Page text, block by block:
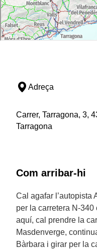
Adreça
Carrer, Tarragona, 3,
Tarragona
Com arribar-hi
Cal agafar l’autopista
per la carretera N-
aquí, cal prendre la
Masdenverge,
Bàrbara i girar per la